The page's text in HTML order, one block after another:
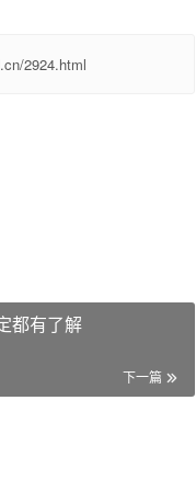
2924.html
都有了解
下一篇